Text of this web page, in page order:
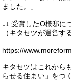
ました。」
↓↓ 受賞したO様邸
（キタセツが運営す
https://
キタセツはこれから
らせる住まい」をつ